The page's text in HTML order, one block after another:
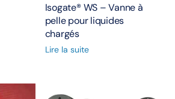
Isogate® WS – Vanne à
pelle pour liquides
chargés
Lire la suite